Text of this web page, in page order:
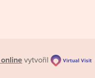
vytvořil